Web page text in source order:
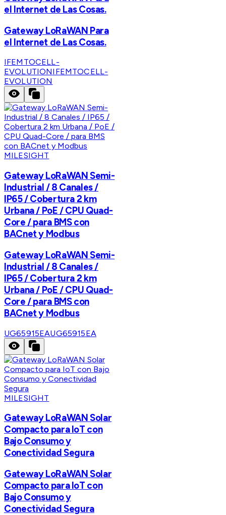
el Internet de Las Cosas.
Gateway LoRaWAN Para
el Internet de Las Cosas.
IFEMTOCELL-
EVOLUTIONIFEMTOCELL-
EVOLUTION
MILESIGHT
Gateway LoRaWAN Semi-
Industrial / 8 Canales /
IP65 / Cobertura 2 km
Urbana / PoE / CPU Quad-
Core / para BMS con
BACnet y Modbus
Gateway LoRaWAN Semi-
Industrial / 8 Canales /
IP65 / Cobertura 2 km
Urbana / PoE / CPU Quad-
Core / para BMS con
BACnet y Modbus
UG65915EAUG65915EA
MILESIGHT
Gateway LoRaWAN Solar
Compacto para IoT con
Bajo Consumo y
Conectividad Segura
Gateway LoRaWAN Solar
Compacto para IoT con
Bajo Consumo y
Conectividad Segura